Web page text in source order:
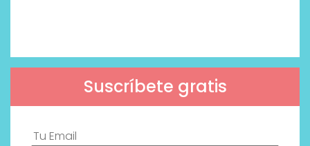
Suscríbete gratis